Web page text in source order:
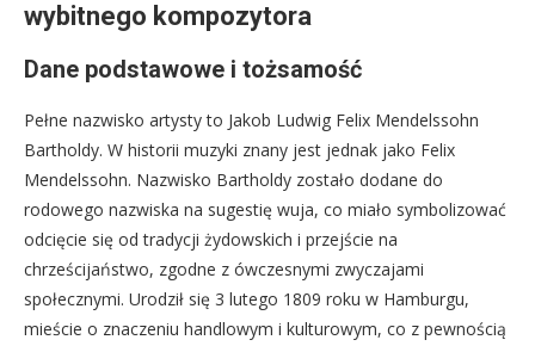
wybitnego kompozytora
Dane podstawowe i tożsamość
Pełne nazwisko artysty to Jakob Ludwig Felix Mendelssohn
Bartholdy. W historii muzyki znany jest jednak jako Felix
Mendelssohn. Nazwisko Bartholdy zostało dodane do
rodowego nazwiska na sugestię wuja, co miało symbolizować
odcięcie się od tradycji żydowskich i przejście na
chrześcijaństwo, zgodne z ówczesnymi zwyczajami
społecznymi. Urodził się 3 lutego 1809 roku w Hamburgu,
mieście o znaczeniu handlowym i kulturowym, co z pewnością